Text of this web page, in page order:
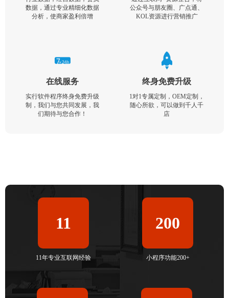
数据，通过专业精细化数据
分析，使商家盈利倍增
公众号与朋友圈、广点通、
KOL资源进行营销推广
在线服务
实行软件程序终身免费升级
制，我们与您共同发展，我
们期待与您合作！
终身免费升级
1对1专属定制，OEM定制，
随心所欲，可以做到千人千
店
11
11年专业互联网经验
200
小程序功能200+